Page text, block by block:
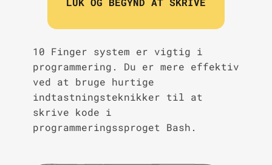
10 Finger system er vigtig i
programmering. Du er mere effektiv
ved at bruge hurtige
indtastningsteknikker til at
skrive kode i
programmeringssproget Bash.